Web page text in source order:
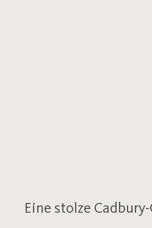
Eine stolze